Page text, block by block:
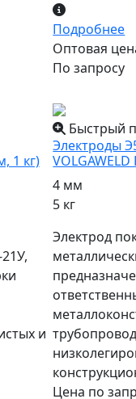
Подробнее
Оптовая
По запросу
1 кг)
и
Быстрый
Электроды
4 мм
5 кг
Электрод
Цена по